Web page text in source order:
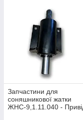
Запчастини для
соняшникової жатки
ЖНС-9,1.11.040 -